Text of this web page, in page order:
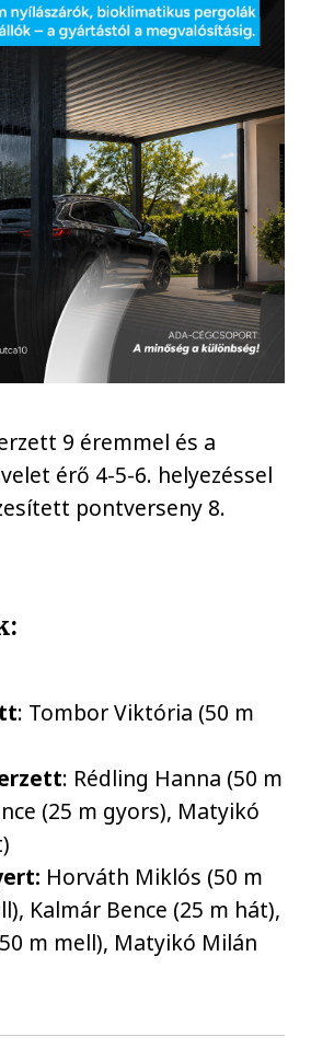
9 éremmel és a
érő 4-5-6. helyezéssel
pontverseny 8.
: Tombor Viktória (50 m
: Rédling Hanna (50 m
(25 m gyors), Matyikó
Horváth Miklós (50 m
Kalmár Bence (25 m hát),
m mell), Matyikó Milán